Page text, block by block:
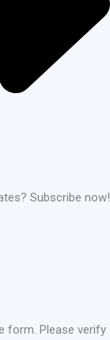
Subscribe now!
form. Please verify